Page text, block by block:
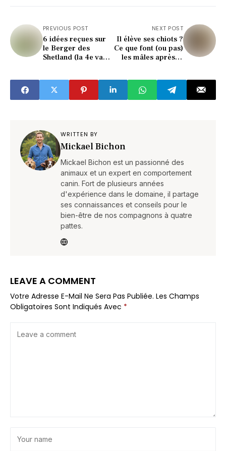
PREVIOUS POST
6 idées reçues sur
le Berger des
Shetland (la 4e va
NEXT POST
Il élève ses chiots ?
Ce que font (ou pas)
les mâles après la
WRITTEN BY
Mickael Bichon
Mickael Bichon est un passionné des
animaux et un expert en comportement
canin. Fort de plusieurs années
d'expérience dans le domaine, il partage
ses connaissances et conseils pour le
bien-être de nos compagnons à quatre
pattes.
LEAVE A COMMENT
Votre Adresse E-Mail Ne Sera Pas Publiée. Les Champs
Obligatoires Sont Indiqués Avec *